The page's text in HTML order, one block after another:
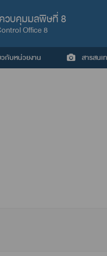
ควบคุมมลพิษที่ 8
Office 8
วกับหน่วยงาน สารสนเ